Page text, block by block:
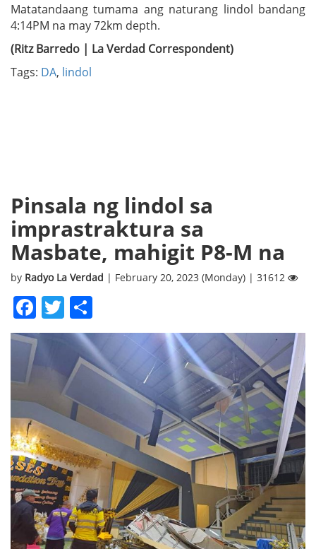
Matatandaang tumama ang naturang lindol bandang
4:14PM na may 72km depth.
(Ritz Barredo | La Verdad Correspondent)
Tags: DA, lindol
Pinsala ng lindol sa
imprastraktura sa
Masbate, mahigit P8-M na
by Radyo La Verdad | February 20, 2023 (Monday) | 31612
Facebook
Twitter